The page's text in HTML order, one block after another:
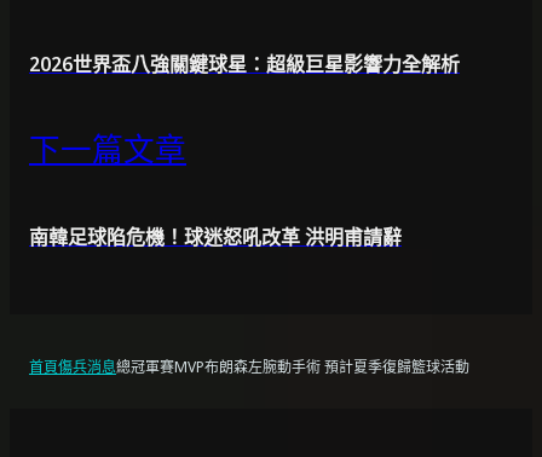
2026世界盃八強關鍵球星：超級巨星影響力全解析
下一篇文章
南韓足球陷危機！球迷怒吼改革 洪明甫請辭
首頁傷兵消息總冠軍賽MVP布朗森左腕動手術 預計夏季復歸籃球活動